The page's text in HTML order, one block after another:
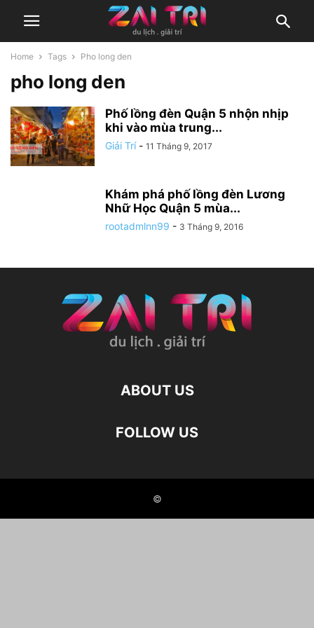
Home Tags Pho long den
pho long den
Phố lồng đèn Quận 5 nhộn nhịp
khi vào mùa trung...
Giải Trí - 11 Tháng 9, 2017
Khám phá phố lồng đèn Lương
Nhữ Học Quận 5 mùa...
rootadmlnn99 - 3 Tháng 9, 2016
ABOUT US
FOLLOW US
©